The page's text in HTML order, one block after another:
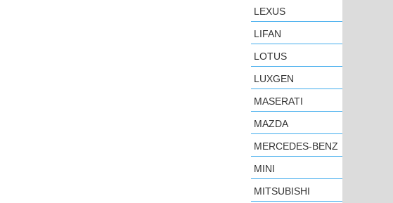
LEXUS
LIFAN
LOTUS
LUXGEN
MASERATI
MAZDA
MERCEDES-BENZ
MINI
MITSUBISHI